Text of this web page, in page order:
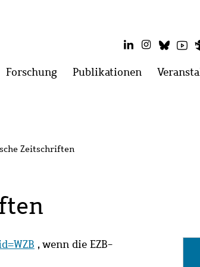
LinkedInInstagram
Forschung Menü
Publikationen Menü
Zeitschriften
, wenn die EZB-